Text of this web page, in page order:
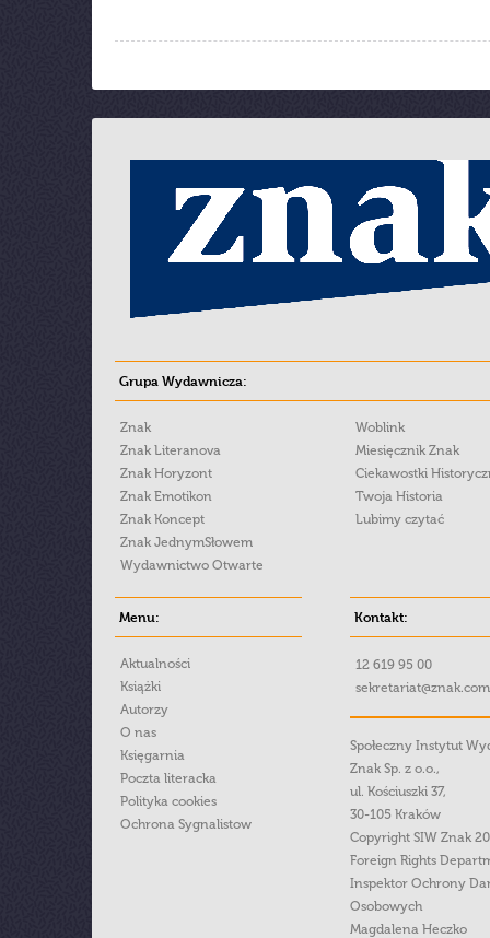
Grupa Wydawnicza:
Znak
Znak Literanova
Znak Horyzont
Znak Emotikon
Znak Koncept
Znak JednymSłowem
Wydawnictwo Otwarte
Woblink
Miesięcznik Znak
Ciekawostki
Twoja Historia
Lubimy czytać
Menu:
Aktualności
Książki
Autorzy
O nas
Księgarnia
Poczta literacka
Polityka cookies
Ochrona Sygnalistow
Kontakt:
12 619 95 00
Społeczny Instytut
Znak Sp. z o.o.,
ul. Kościuszki 37,
30-105 Kraków
Copyright SIW Znak
Foreign Rights
Inspektor Ochrony
Osobowych
Magdalena Heczko